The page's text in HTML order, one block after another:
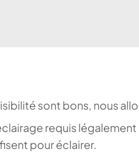
sont bons, nous
requis
pour éclairer.